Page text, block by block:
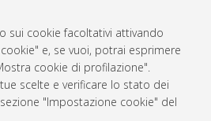
sui cookie facoltativi attivando
e, se vuoi, potrai esprimere
cookie di profilazione".
scelte e verificare lo stato dei
"Impostazione cookie" del